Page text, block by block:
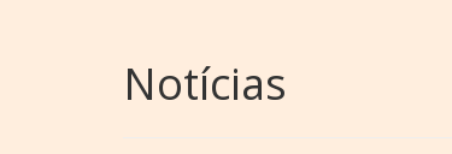
Notícias